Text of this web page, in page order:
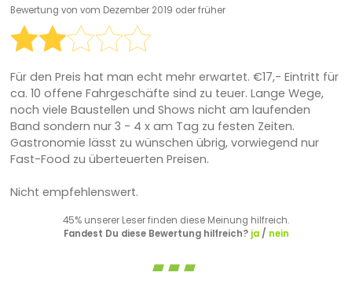
Bewertung von vom Dezember 2019 oder früher
Für den Preis hat man echt mehr erwartet. €17,- Eintritt für
ca. 10 offene Fahrgeschäfte sind zu teuer. Lange Wege,
noch viele Baustellen und Shows nicht am laufenden
Band sondern nur 3 - 4 x am Tag zu festen Zeiten.
Gastronomie lässt zu wünschen übrig, vorwiegend nur
Fast-Food zu überteuerten Preisen.
Nicht empfehlenswert.
45% unserer Leser finden diese Meinung hilfreich.
Fandest Du diese Bewertung hilfreich? ja/ nein